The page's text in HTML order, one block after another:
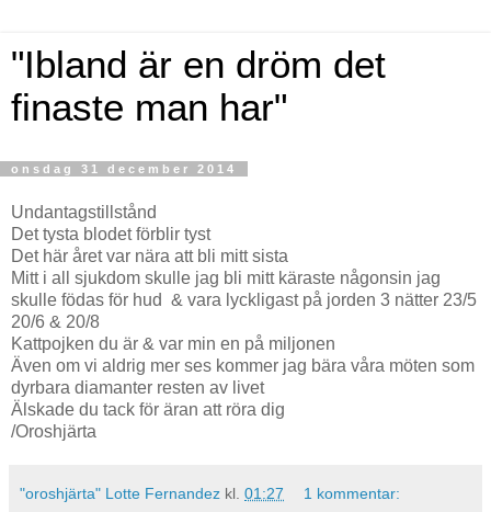
"Ibland är en dröm det
finaste man har"
onsdag 31 december 2014
Undantagstillstånd
Det tysta blodet förblir tyst
Det här året var nära att bli mitt sista
Mitt i all sjukdom skulle jag bli mitt käraste någonsin jag
skulle födas för hud & vara lyckligast på jorden 3 nätter 23/5
20/6 & 20/8
Kattpojken du är & var min en på miljonen
Även om vi aldrig mer ses kommer jag bära våra möten som
dyrbara diamanter resten av livet
Älskade du tack för äran att röra dig
/Oroshjärta
"oroshjärta" Lotte Fernandez kl. 01:27 1 kommentar: